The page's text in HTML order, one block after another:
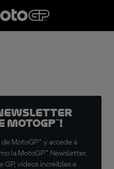
Newsletter
MotoGP™ y accede a
la MotoGP™ Newsletter,
GP, vídeos increíbles e